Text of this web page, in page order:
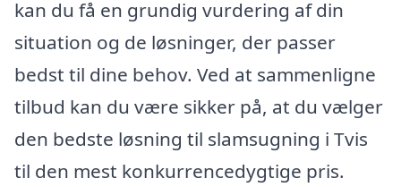
kan du få en grundig vurdering af din
situation og de løsninger, der passer
bedst til dine behov. Ved at sammenligne
tilbud kan du være sikker på, at du vælger
den bedste løsning til slamsugning i Tvis
til den mest konkurrencedygtige pris.